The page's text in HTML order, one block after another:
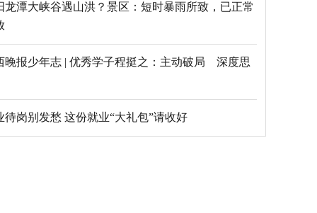
龙潭大峡谷遇山洪？景区：短时暴雨所致，已正常
晚报少年志 | 优秀学子程挺之：主动破局 深度思
毕业待岗别发愁 这份就业“大礼包”请收好